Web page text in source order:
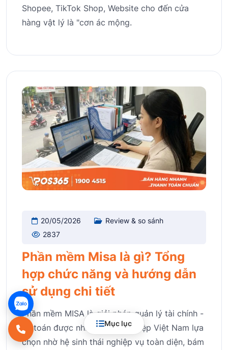
Mục lục
Shopee, TikTok Shop, Website cho đến cửa
hàng vật lý là "cơn ác mộng.
20/05/2026
Review & so sánh
2837
Phần mềm Misa là gì? Tổng
hợp chức năng và hướng dẫn
sử dụng chi tiết
Phần mềm MISA là giải pháp quản lý tài chính -
kế toán được nhiều doanh nghiệp Việt Nam lựa
chọn nhờ hệ sinh thái nghiệp vụ toàn diện, bám